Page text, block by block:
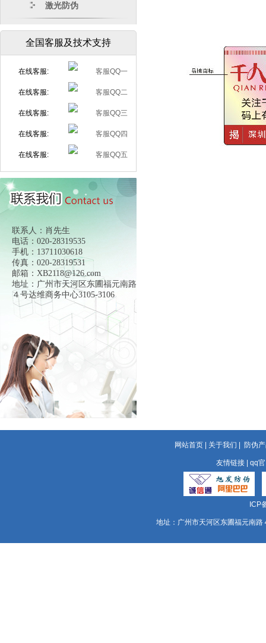
激光防伪
全国客服及技术支持
在线客服:
在线客服:
在线客服:
在线客服:
在线客服:
联系人：肖先生
电话：020-28319535
手机：13711030618
传真：020-28319531
邮箱：XB2118@126.com
地址：广州市天河区东圃福元南路
４号达维商务中心3105-3106
网站首页 关于我们 防伪
友情链接| qq
ICP
地址：广州市天河区东圃福元